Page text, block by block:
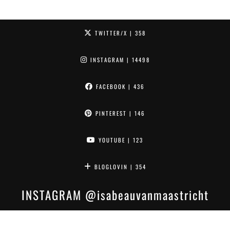
TWITTER/X | 358
INSTAGRAM | 14498
FACEBOOK | 436
PINTEREST | 146
YOUTUBE | 123
BLOGLOVIN | 354
INSTAGRAM @isabeauvanmaastricht